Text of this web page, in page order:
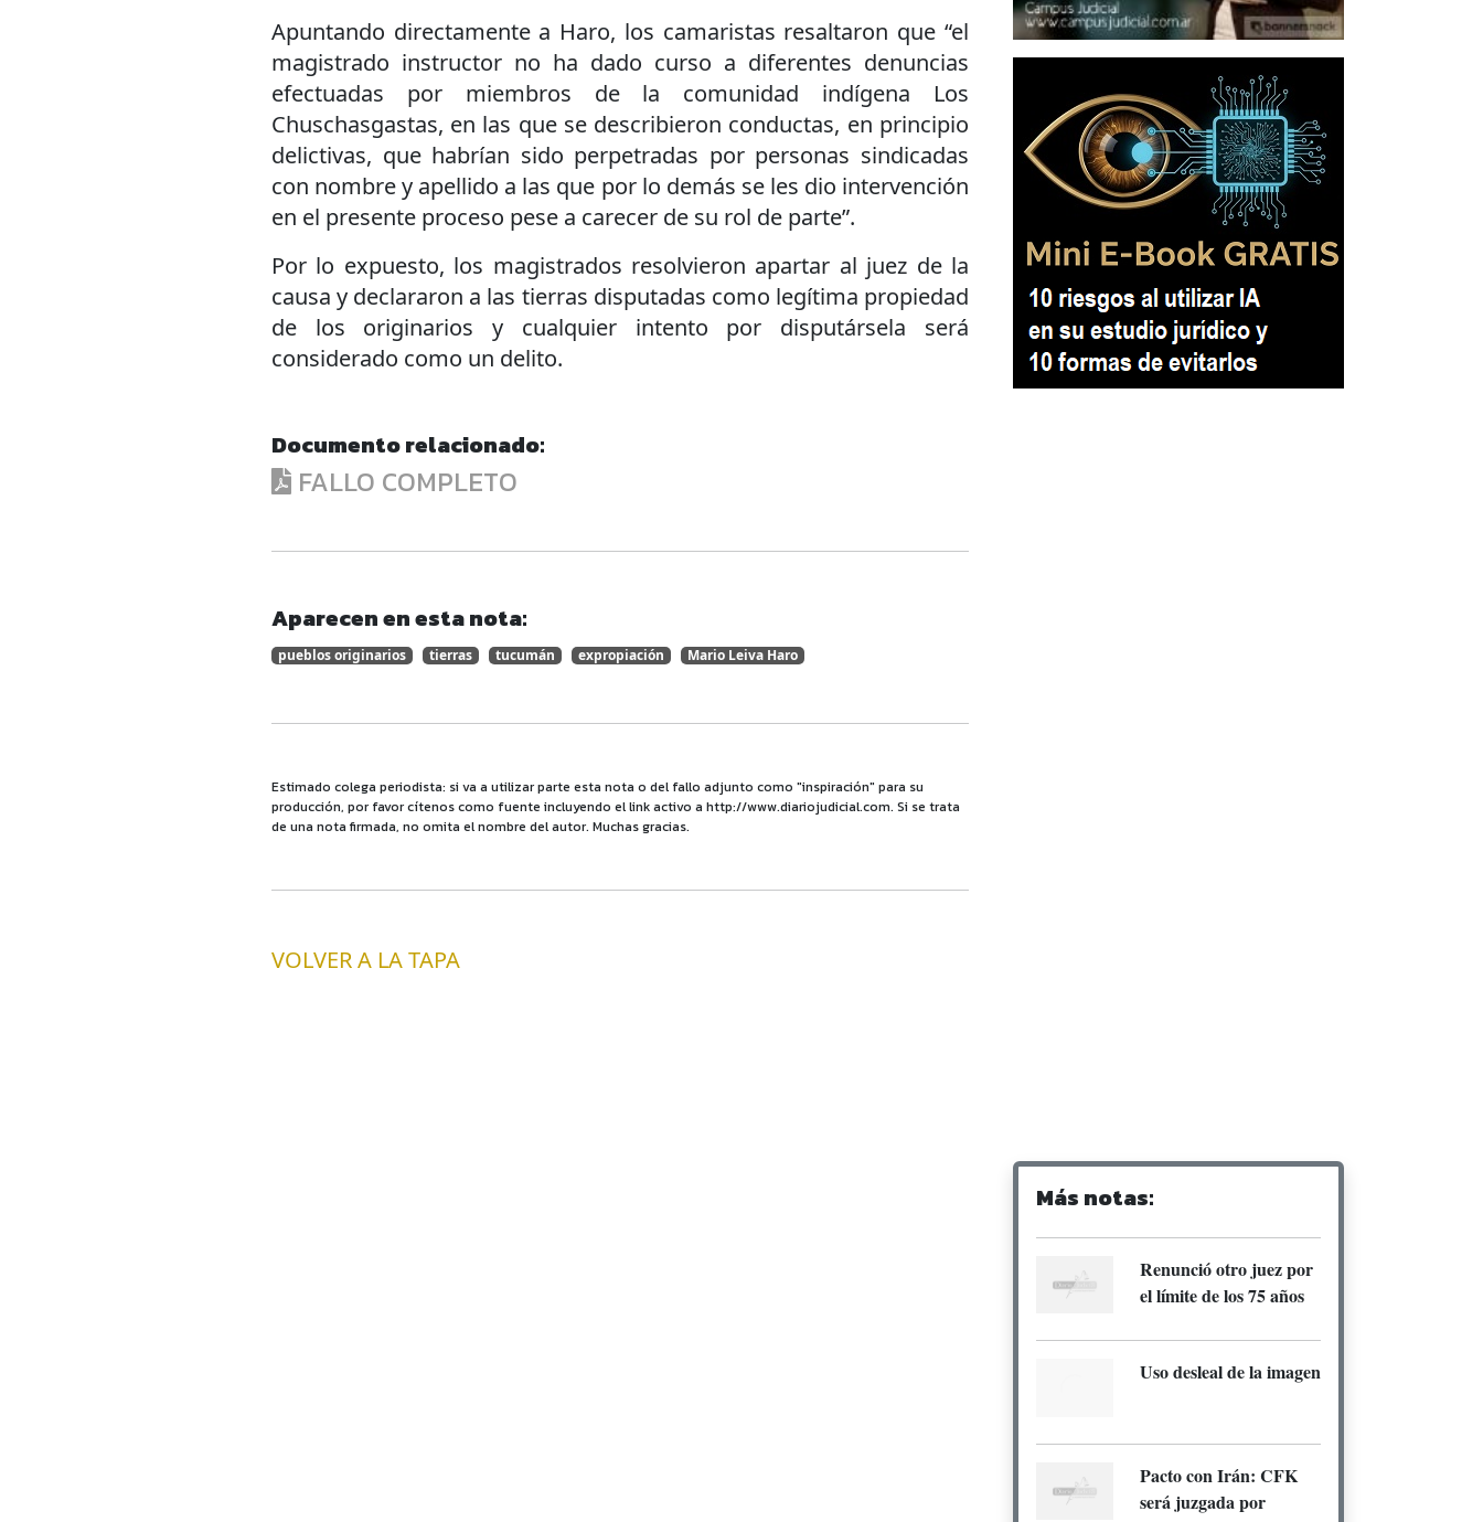
Apuntando directamente a Haro, los camaristas resaltaron que “el
magistrado instructor no ha dado curso a diferentes denuncias
efectuadas por miembros de la comunidad indígena Los
Chuschasgastas, en las que se describieron conductas, en principio
delictivas, que habrían sido perpetradas por personas sindicadas
con nombre y apellido a las que por lo demás se les dio intervención
en el presente proceso pese a carecer de su rol de parte”.
Por lo expuesto, los magistrados resolvieron apartar al juez de la
causa y declararon a las tierras disputadas como legítima propiedad
de los originarios y cualquier intento por disputársela será
considerado como un delito.
Documento relacionado:
FALLO COMPLETO
Aparecen en esta nota:
pueblos originarios tierras tucumán expropiación Mario Leiva Haro
Estimado colega periodista: si va a utilizar parte esta nota o del fallo adjunto como "inspiración" para su
producción, por favor cítenos como fuente incluyendo el link activo a http://www.diariojudicial.com. Si se trata
de una nota firmada, no omita el nombre del autor. Muchas gracias.
VOLVER A LA TAPA
Más notas:
Renunció otro juez por
el límite de los 75 años
Uso desleal de la imagen
Pacto con Irán: CFK
será juzgada por